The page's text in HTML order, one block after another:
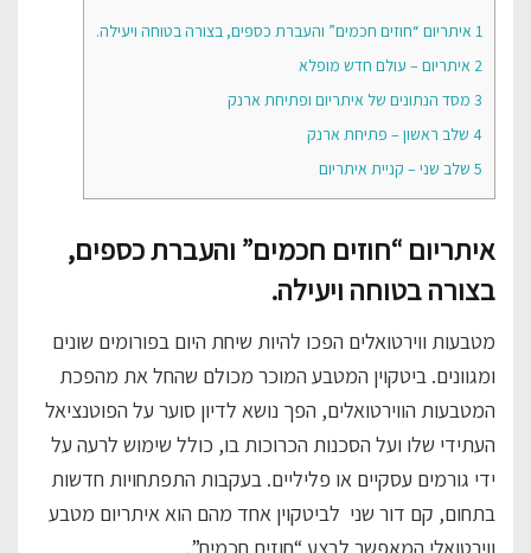
1 איתריום “חוזים חכמים” והעברת כספים, בצורה בטוחה ויעילה.
2 איתריום – עולם חדש מופלא
3 מסד הנתונים של איתריום ופתיחת ארנק
4 שלב ראשון – פתיחת ארנק
5 שלב שני – קניית איתריום
איתריום “חוזים חכמים” והעברת כספים,
בצורה בטוחה ויעילה.
מטבעות ווירטואלים הפכו להיות שיחת היום בפורומים שונים
ומגוונים. ביטקוין המטבע המוכר מכולם שהחל את מהפכת
המטבעות הווירטואלים, הפך נושא לדיון סוער על הפוטנציאל
העתידי שלו ועל הסכנות הכרוכות בו, כולל שימוש לרעה על
ידי גורמים עסקיים או פליליים. בעקבות התפתחויות חדשות
בתחום, קם דור שני לביטקוין אחד מהם הוא איתריום מטבע
ווירטואלי המאפשר לבצע “חוזים חכמים”.